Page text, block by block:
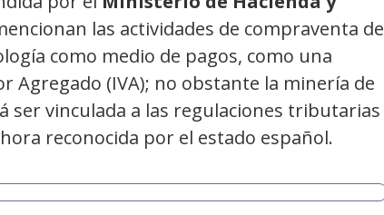
las actividades de compraventa de
como medio de pagos, como una
Agregado (IVA); no obstante la minería de
ser vinculada a las regulaciones tributarias
reconocida por el estado español.